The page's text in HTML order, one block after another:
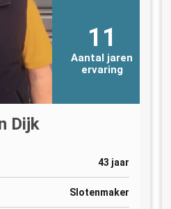
11
Aantal jaren
ervaring
Dijk
43 jaar
Slotenmaker